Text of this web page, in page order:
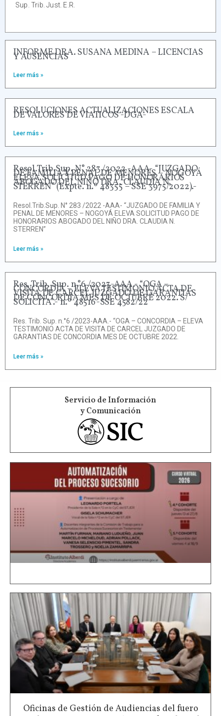
Sup. Trib. Just. E.R.
INFORME DRA. SUSANA MEDINA – LICENCIAS
Y AUSENCIAS
Leer más »
RESOLUCIONES ACTUALIZACIONES ESCALA
DE VALORES DE VIATICOS -DGA-
Leer más »
Resol.Trib.Sup. N° 283 /2022 -AAA- “JUZGADO
DE FAMILIA Y PENAL DE MENORES – NOGOYÁ
ELEVA SOLICITUD PAGO DE HONORARIOS
ABOGADO DEL NIÑO DRA. CLAUDIA N.
STERREN” (Expte. n.º 48355 – SSE 3975/2022).-
Resol.Trib.Sup. N° 283 /2022 -AAA- “JUZGADO DE FAMILIA Y
PENAL DE MENORES – NOGOYÁ ELEVA SOLICITUD PAGO DE
HONORARIOS ABOGADO DEL NIÑO DRA. CLAUDIA N.
STERREN”
Leer más »
Res. Trib. Sup. n.°6 /2023-AAA.- “OGA –
CONCORDIA – ELEVA TESTIMONIO ACTA DE
VISITA DE CARCEL JUZGADO DE GARANTIAS
DE CONCORDIA MES DE OCTUBRE 2022. S/
SOLICITA”.- n.º 48516-SSE 4582/22
Res. Trib. Sup. n.°6 /2023-AAA.- “OGA – CONCORDIA – ELEVA
TESTIMONIO ACTA DE VISITA DE CARCEL JUZGADO DE
GARANTIAS DE CONCORDIA MES DE OCTUBRE 2022.
Leer más »
Servicio de Información
y Comunicación
Oficinas de Gestión de Audiencias del fuero